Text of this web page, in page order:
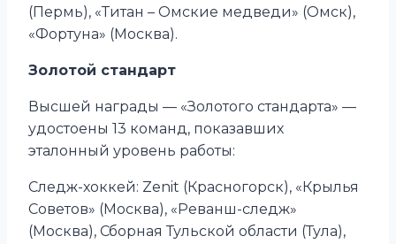
(Пермь), «Титан – Омские медведи» (Омск),
«Фортуна» (Москва).
Золотой стандарт
Высшей награды — «Золотого стандарта» —
удостоены 13 команд, показавших
эталонный уровень работы:
Следж-хоккей: Zenit (Красногорск), «Крылья
Советов» (Москва), «Реванш-следж»
(Москва), Сборная Тульской области (Тула),